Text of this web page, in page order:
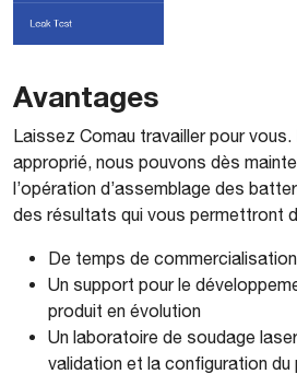
Avantages
Laissez Comau travailler pour
approprié, nous pouvons dès
l’opération d’assemblage des
des résultats qui vous permettront
De temps de
Un support pour le
produit en évolution
Un laboratoire de soudage
validation et la configuration du